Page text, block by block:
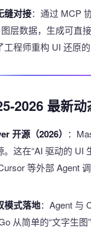
缝对接：通过 MCP
层数据，生成可直
工程师重构 UI 还原的
2026 最新
开源（2026） ：
。这在“AI 驱动的 UI
等外部 Agent
模式落地：Agent 与
从简单的“文字生图